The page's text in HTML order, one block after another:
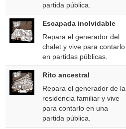
partida pública.
Escapada inolvidable
Repara el generador del
chalet y vive para contarlo
en partidas públicas.
Rito ancestral
Repara el generador de la
residencia familiar y vive
para contarlo en una
partida pública.